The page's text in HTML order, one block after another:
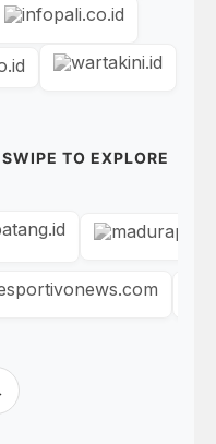
TO EXPLORE